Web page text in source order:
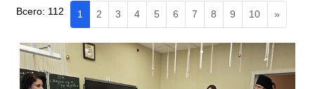
Всего: 112 1 2 3 4 5 6 7 8 9 10 »